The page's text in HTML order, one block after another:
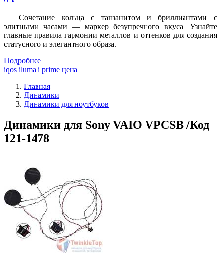
Сочетание кольца с танзанитом и бриллиантами с
элитными часами — маркер безупречного вкуса. Узнайте
главные правила гармонии металлов и оттенков для создания
статусного и элегантного образа.
Подробнее
iqos iluma i prime цена
Главная
Динамики
Динамики для ноутбуков
Динамики для Sony VAIO VPCSB /Код
121-1478